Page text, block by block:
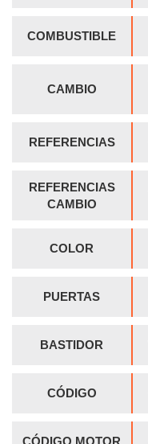
COMBUSTIBLE
CAMBIO
REFERENCIAS
REFERENCIAS
CAMBIO
COLOR
PUERTAS
BASTIDOR
CÓDIGO